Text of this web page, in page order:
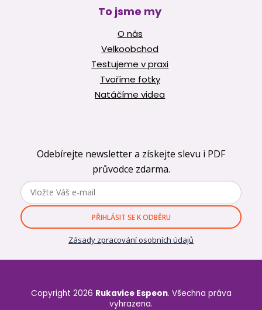
To jsme my
O nás
Velkoobchod
Testujeme v praxi
Tvoříme fotky
Natáčíme videa
Odebírejte newsletter a získejte slevu i PDF
průvodce zdarma.
PŘIHLÁSIT SE K ODBĚRU
Zásady zpracování osobních údajů
Copyright 2026 Rukavice Espeon. Všechna práva
vyhrazena.